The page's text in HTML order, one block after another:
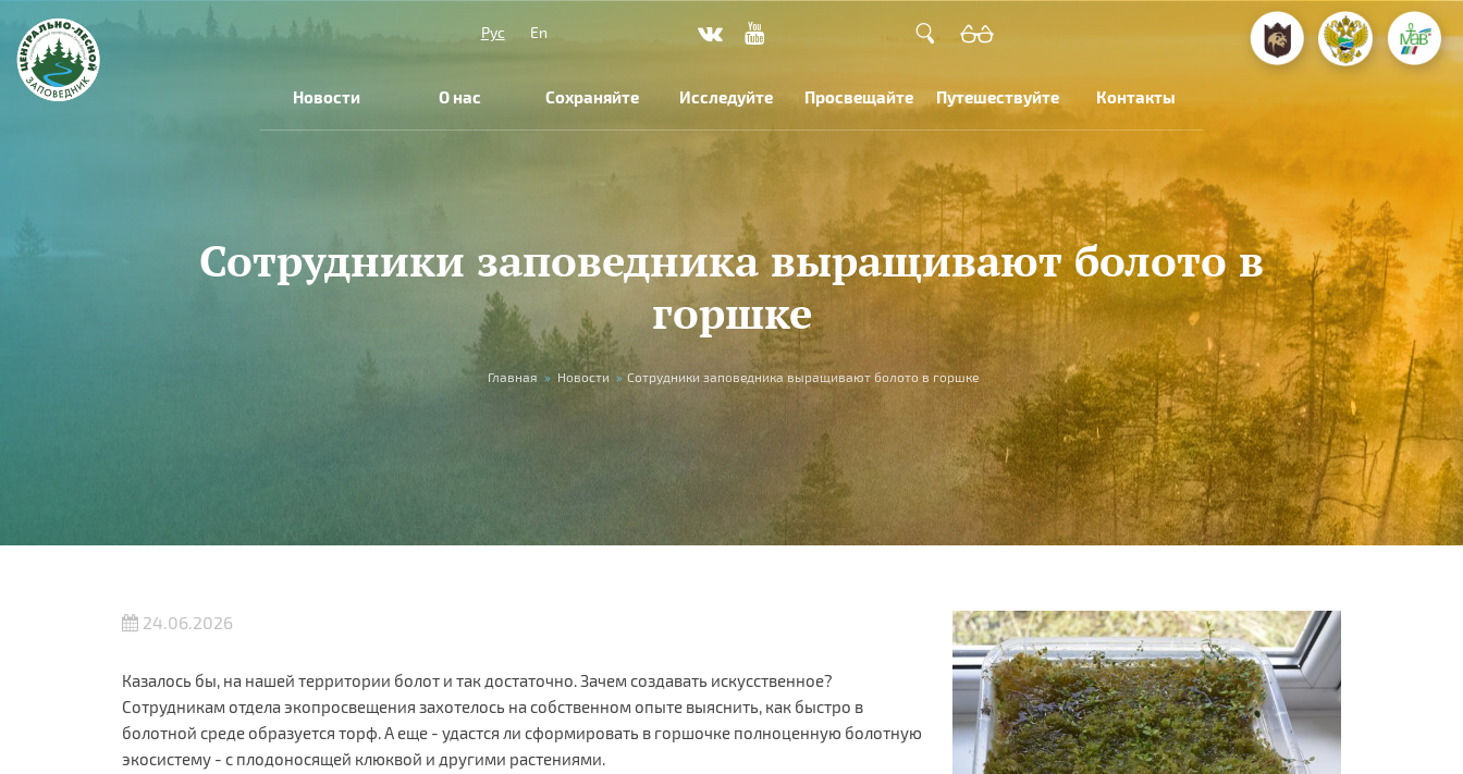
Перейти к основному содержанию
Рус
En
Новости О нас Сохраняйте Исследуйте Просвещайте Путешествуйте Контакты
Сотрудники заповедника выращивают болото в
горшке
Главная » Новости » Сотрудники заповедника выращивают болото в горшке
24.06.2026
Казалось бы, на нашей территории болот и так достаточно. Зачем создавать искусственное?
Сотрудникам отдела экопросвещения захотелось на собственном опыте выяснить, как быстро в
болотной среде образуется торф. А еще - удастся ли сформировать в горшочке полноценную болотную
экосистему - с плодоносящей клюквой и другими растениями.